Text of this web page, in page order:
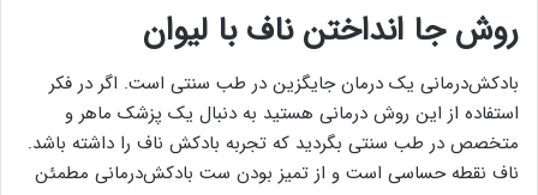
روش جا انداختن ناف با لیوان
بادکش‌درمانی یک درمان جایگزین در طب سنتی است. اگر در فکر
استفاده از این روش درمانی هستید به دنبال یک پزشک ماهر و
متخصص در طب سنتی بگردید که تجربه بادکش ناف را داشته باشد.
ناف نقطه حساسی است و از تمیز بودن ست بادکش‌درمانی مطمئن